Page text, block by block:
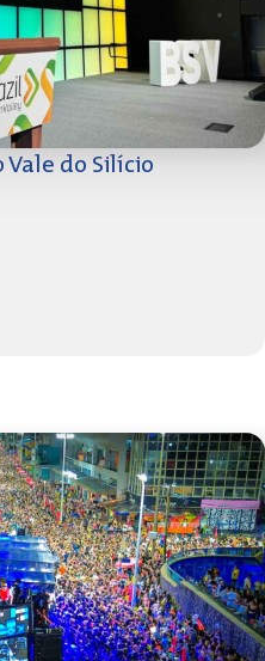
Vale do Silício